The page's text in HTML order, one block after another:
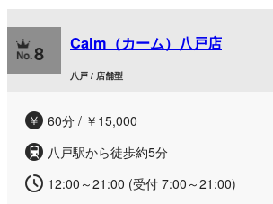
てカスタマイズできる多彩なオプションメ
しました。 日常の喧騒から離れ、自分だけ
ンスタイムを過ごしてみませんか。日本人
やかなおもてなしで、疲れた心と身体を丁
おりません。恐れ入りますが、ご予約の際
メールよりご連絡をいただきますようお願
8 Calm（カーム）八戸店
八戸 / 店舗型
60分 / ￥15,000
八戸駅から徒歩約5分
12:00～21:00 (受付 7:00～21:00)